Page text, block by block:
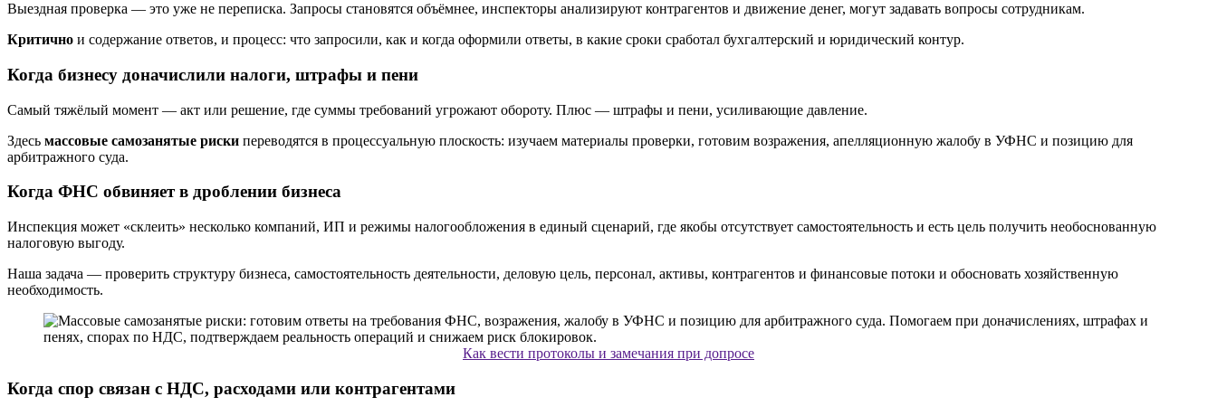
Выездная проверка — это уже не переписка. Запросы становятся объёмнее, инспекторы анализируют контрагентов и движение денег, могут задавать вопросы сотрудникам.
Критично и содержание ответов, и процесс: что запросили, как и когда оформили ответы, в какие сроки сработал бухгалтерский и юридический контур.
Когда бизнесу доначислили налоги, штрафы и пени
Самый тяжёлый момент — акт или решение, где суммы требований угрожают обороту. Плюс — штрафы и пени, усиливающие давление.
Здесь массовые самозанятые риски переводятся в процессуальную плоскость: изучаем материалы проверки, готовим возражения, апелляционную жалобу в УФНС и позицию для
арбитражного суда.
Когда ФНС обвиняет в дроблении бизнеса
Инспекция может «склеить» несколько компаний, ИП и режимы налогообложения в единый сценарий, где якобы отсутствует самостоятельность и есть цель получить необоснованную
налоговую выгоду.
Наша задача — проверить структуру бизнеса, самостоятельность деятельности, деловую цель, персонал, активы, контрагентов и финансовые потоки и обосновать хозяйственную
необходимость.
Как вести протоколы и замечания при допросе
Когда спор связан с НДС, расходами или контрагентами